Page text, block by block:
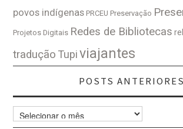
povos indígenas PRCEU Preservação
Projetos Digitais Redes de Bibliotecas
tradução Tupi viajantes
POSTS ANTERIORES
Posts
Anteriores